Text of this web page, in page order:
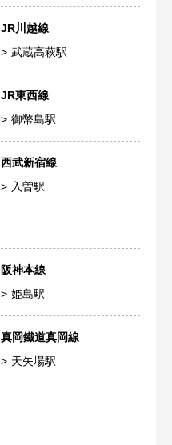
JR川越線
武蔵高萩駅
JR東西線
御幣島駅
西武新宿線
入曽駅
阪神本線
姫島駅
真岡鐵道真岡線
天矢場駅